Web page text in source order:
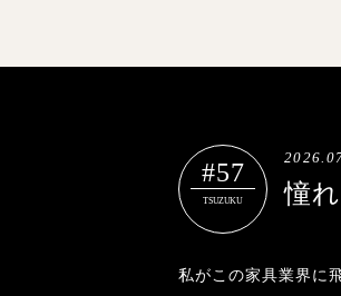
#57
TSUZUKU 憧
私がこの家具業界に